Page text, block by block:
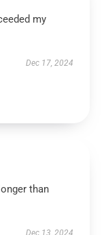
my
Dec 17, 2024
than
Dec 13, 2024